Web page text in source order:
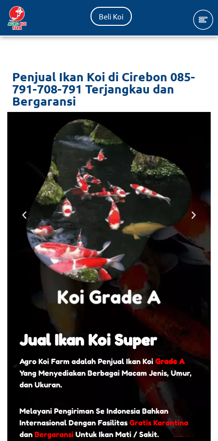
Lompat
ke
Beli Koi
Penjual Ikan Koi di Cirebon 085-
791-708-791 Terjangkau dan
Bergaransi
Jual Ikan Koi Super
Agro Koi Farm adalah Penjual Ikan Koi Grade A
Yang Menyediakan Berbagai Macam Jenis, Umur,
dan Ukuran.
Melayani Pengiriman Se Indonesia Bahkan
Internasional Dengan Fasilitas Gratis Karantina
dan Bergaransi Untuk Ikan Mati / Sakit.